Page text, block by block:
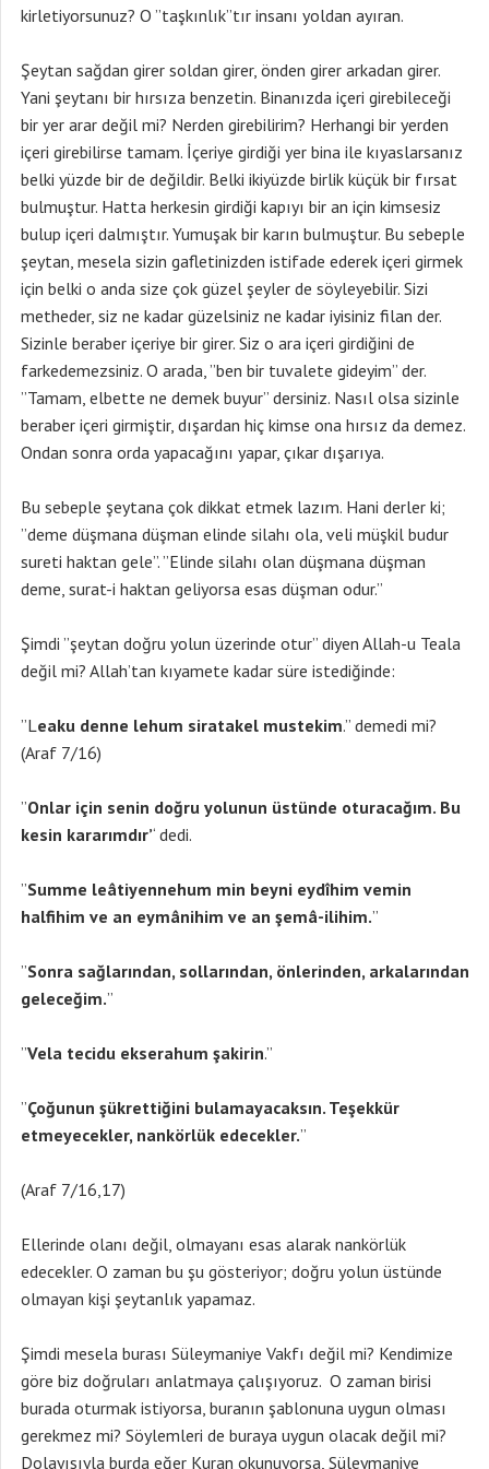
kirletiyorsunuz? O ”taşkınlık”tır insanı yoldan ayıran.
Şeytan sağdan girer soldan girer, önden girer arkadan girer.
Yani şeytanı bir hırsıza benzetin. Binanızda içeri girebileceği
bir yer arar değil mi? Nerden girebilirim? Herhangi bir yerden
içeri girebilirse tamam. İçeriye girdiği yer bina ile kıyaslarsanız
belki yüzde bir de değildir. Belki ikiyüzde birlik küçük bir fırsat
bulmuştur. Hatta herkesin girdiği kapıyı bir an için kimsesiz
bulup içeri dalmıştır. Yumuşak bir karın bulmuştur. Bu sebeple
şeytan, mesela sizin gafletinizden istifade ederek içeri girmek
için belki o anda size çok güzel şeyler de söyleyebilir. Sizi
metheder, siz ne kadar güzelsiniz ne kadar iyisiniz filan der.
Sizinle beraber içeriye bir girer. Siz o ara içeri girdiğini de
farkedemezsiniz. O arada, ”ben bir tuvalete gideyim” der.
”Tamam, elbette ne demek buyur” dersiniz. Nasıl olsa sizinle
beraber içeri girmiştir, dışardan hiç kimse ona hırsız da demez.
Ondan sonra orda yapacağını yapar, çıkar dışarıya.
Bu sebeple şeytana çok dikkat etmek lazım. Hani derler ki;
”deme düşmana düşman elinde silahı ola, veli müşkil budur
sureti haktan gele”. ”Elinde silahı olan düşmana düşman
deme, surat-i haktan geliyorsa esas düşman odur.”
Şimdi ”şeytan doğru yolun üzerinde otur” diyen Allah-u Teala
değil mi? Allah’tan kıyamete kadar süre istediğinde:
”Leaku denne lehum siratakel mustekim.” demedi mi?
(Araf 7/16)
”Onlar için senin doğru yolunun üstünde oturacağım. Bu
kesin kararımdır’‘ dedi.
”Summe leâtiyennehum min beyni eydîhim vemin
halfihim ve an eymânihim ve an şemâ-ilihim.”
”Sonra sağlarından, sollarından, önlerinden, arkalarından
geleceğim.”
”Vela tecidu ekserahum şakirin.”
”Çoğunun şükrettiğini bulamayacaksın. Teşekkür
etmeyecekler, nankörlük edecekler.”
(Araf 7/16,17)
Ellerinde olanı değil, olmayanı esas alarak nankörlük
edecekler. O zaman bu şu gösteriyor; doğru yolun üstünde
olmayan kişi şeytanlık yapamaz.
Şimdi mesela burası Süleymaniye Vakfı değil mi? Kendimize
göre biz doğruları anlatmaya çalışıyoruz. O zaman birisi
burada oturmak istiyorsa, buranın şablonuna uygun olması
gerekmez mi? Söylemleri de buraya uygun olacak değil mi?
Dolayısıyla burda eğer Kuran okunuyorsa, Süleymaniye